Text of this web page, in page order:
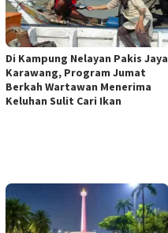
Di Kampung Nelayan Pakis Jaya
Karawang, Program Jumat
Berkah Wartawan Menerima
Keluhan Sulit Cari Ikan